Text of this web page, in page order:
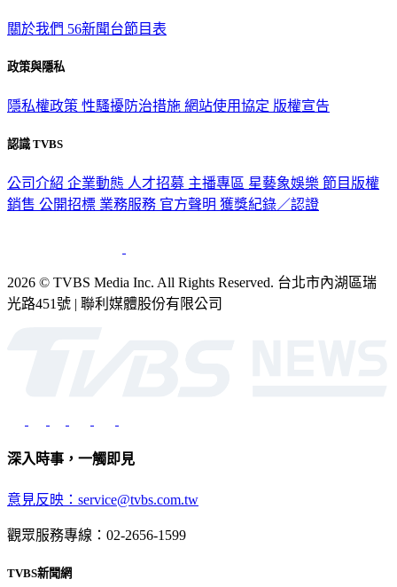
關於我們 56新聞台節目表
政策與隱私
隱私權政策 性騷擾防治措施 網站使用協定 版權宣告
認識 TVBS
公司介紹 企業動態 人才招募 主播專區 星藝象娛樂 節目版權
銷售 公開招標 業務服務 官方聲明 獲獎紀錄／認證
2026 © TVBS Media Inc. All Rights Reserved. 台北市內湖區瑞
光路451號 | 聯利媒體股份有限公司
深入時事，一觸即見
意見反映：service@tvbs.com.tw
觀眾服務專線：02-2656-1599
TVBS新聞網